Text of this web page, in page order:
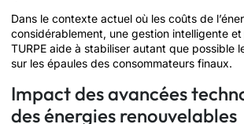
Dans le contexte actuel où les coûts de
considérablement, une gestion intelligente
TURPE aide à stabiliser autant que possible
sur les épaules des consommateurs finaux.
Impact des avancées
des énergies renouvelables